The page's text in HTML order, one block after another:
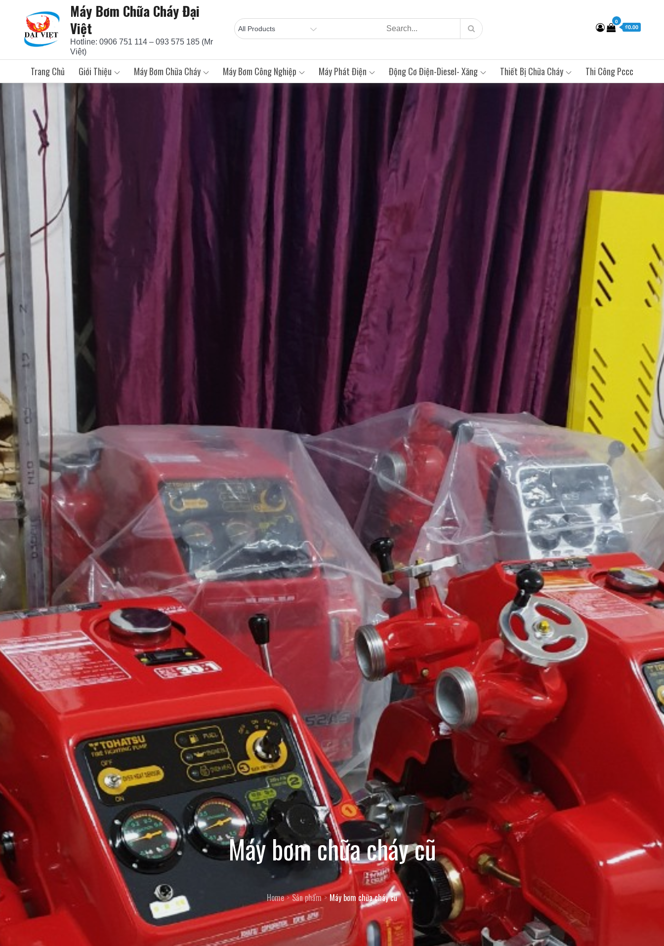
content
Máy Bơm Chữa Cháy Đại
Việt
Hotline: 0906 751 114 – 093 575 185 (Mr
Việt)
0
₫0.00
Trang Chủ Giới Thiệu Máy Bơm Chữa Cháy Máy Bơm Công Nghiệp Máy Phát Điện Động Cơ Điện-Diesel- Xăng Thiết Bị Chữa Cháy Thi Công Pccc
Máy bơm chữa cháy cũ
Home Sản phẩm Máy bơm chữa cháy cũ